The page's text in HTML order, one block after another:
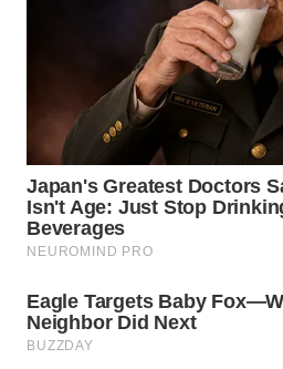
DEPOK
WN
TAPANULI
UTARA
SAMOSIR
WN